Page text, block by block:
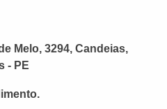
Melo, 3294, Candeias,
- PE